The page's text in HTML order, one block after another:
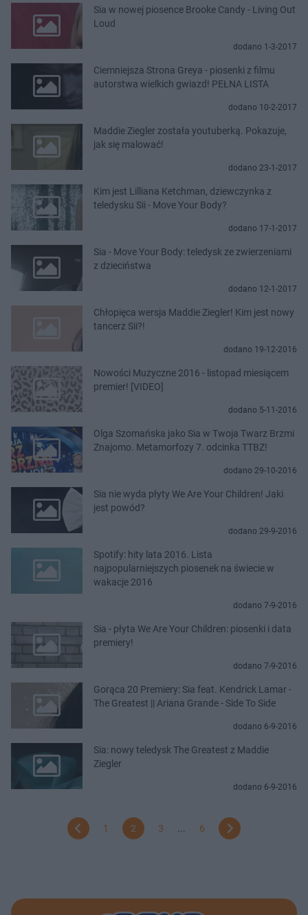
Sia w nowej piosence Brooke Candy - Living Out
Loud
dodano 1-3-2017
Ciemniejsza Strona Greya - piosenki z filmu
autorstwa wielkich gwiazd! PEŁNA LISTA
dodano 10-2-2017
Maddie Ziegler została youtuberką. Pokazuje,
jak się malować!
dodano 23-1-2017
Kim jest Lilliana Ketchman, dziewczynka z
teledysku Sii - Move Your Body?
dodano 17-1-2017
Sia - Move Your Body: teledysk ze zwierzeniami
z dzieciństwa
dodano 12-1-2017
Chłopięca wersja Maddie Ziegler! Kim jest nowy
tancerz Sii?!
dodano 19-12-2016
Nowości Muzyczne 2016 - listopad miesiącem
premier! [VIDEO]
dodano 5-11-2016
Olga Szomańska jako Sia w Twoja Twarz Brzmi
Znajomo. Metamorfozy 7. odcinka TTBZ!
dodano 29-10-2016
Sia nie wyda płyty We Are Your Children! Jaki
jest powód?
dodano 29-9-2016
Spotify: hity lata 2016. Lista
najpopularniejszych piosenek na świecie w
wakacje 2016
dodano 7-9-2016
Sia - płyta We Are Your Children: piosenki i data
premiery!
dodano 7-9-2016
Gorąca 20 Premiery: Sia feat. Kendrick Lamar -
The Greatest || Ariana Grande - Side To Side
dodano 6-9-2016
Sia: nowy teledysk The Greatest z Maddie
Ziegler
dodano 6-9-2016
1 2 3 6